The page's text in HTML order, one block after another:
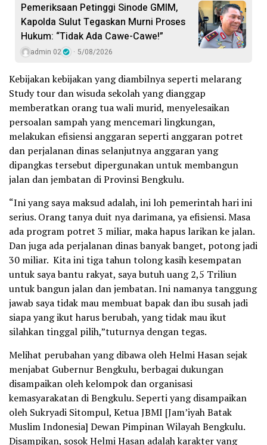
Pemeriksaan Petinggi Sinode GMIM,
Kapolda Sulut Tegaskan Murni Proses
Hukum: “Tidak Ada Cawe-Cawe!”
admin 02 5/08/2026
Kebijakan kebijakan yang diambilnya seperti melarang
Study tour dan wisuda sekolah yang dianggap
memberatkan orang tua wali murid, menyelesaikan
persoalan sampah yang mencemari lingkungan,
melakukan efisiensi anggaran seperti anggaran potret
dan perjalanan dinas selanjutnya anggaran yang
dipangkas tersebut dipergunakan untuk membangun
jalan dan jembatan di Provinsi Bengkulu.
“Ini yang saya maksud adalah, ini loh pemerintah hari ini
serius. Orang tanya duit nya darimana, ya efisiensi. Masa
ada program potret 3 miliar, maka hapus larikan ke jalan.
Dan juga ada perjalanan dinas banyak banget, potong jadi
30 miliar. Kita ini tiga tahun tolong kasih kesempatan
untuk saya bantu rakyat, saya butuh uang 2,5 Triliun
untuk bangun jalan dan jembatan. Ini namanya tanggung
jawab saya tidak mau membuat bapak dan ibu susah jadi
siapa yang ikut harus berubah, yang tidak mau ikut
silahkan tinggal pilih,”tuturnya dengan tegas.
Melihat perubahan yang dibawa oleh Helmi Hasan sejak
menjabat Gubernur Bengkulu, berbagai dukungan
disampaikan oleh kelompok dan organisasi
kemasyarakatan di Bengkulu. Seperti yang disampaikan
oleh Sukryadi Sitompul, Ketua JBMI [Jam’iyah Batak
Muslim Indonesia] Dewan Pimpinan Wilayah Bengkulu.
Disampikan, sosok Helmi Hasan adalah karakter yang